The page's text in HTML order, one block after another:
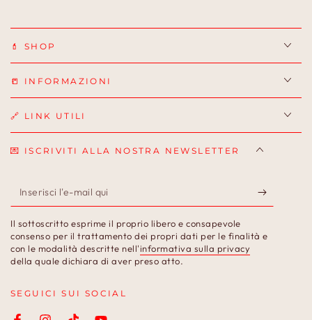
💄 SHOP
📒 INFORMAZIONI
🔗 LINK UTILI
💌 ISCRIVITI ALLA NOSTRA NEWSLETTER
Inserisci
l'e-
mail
qui
Il sottoscritto esprime il proprio libero e consapevole
consenso per il trattamento dei propri dati per le finalità e
con le modalità descritte nell'informativa sulla privacy
della quale dichiara di aver preso atto.
SEGUICI SUI SOCIAL